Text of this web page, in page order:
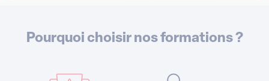
Pourquoi choisir nos formations ?